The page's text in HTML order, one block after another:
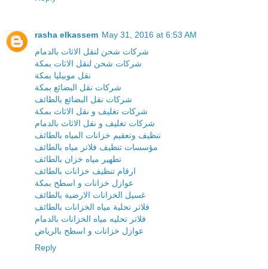
rasha elkassem May 31, 2016 at 6:53 AM
شركات شحن لنقل الاثات بالدمام
شركات شحن لنقل الاثات بمكة
نقل موبيليا بمكة
شركات نقل البضائع بمكة
شركات نقل البضائع بالطائف
شركات تغليف و نقل الاثاث بمكة
شركات تغليف و نقل الاثاث بالدمام
تنظيف وتعقيم خزانات المياه بالطائف
مؤسسات تنظيف فلاتر مياه بالطائف
تطهير مياه خزان بالطائف
ارقام تنظيف خزانات بالطائف
عوازل خزانات و اسطح بمكة
غسيل الخزانات الارضية بالطائف
فلاتر تحلية مياه الخزانات بالطائف
فلاتر تحليه مياه الخزانات بالدمام
عوازل خزانات و اسطح بالرياض
Reply